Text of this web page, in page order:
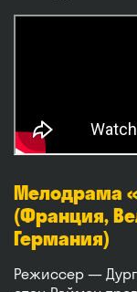
Мелодрама
(Франция,
Германия)
Режиссер —